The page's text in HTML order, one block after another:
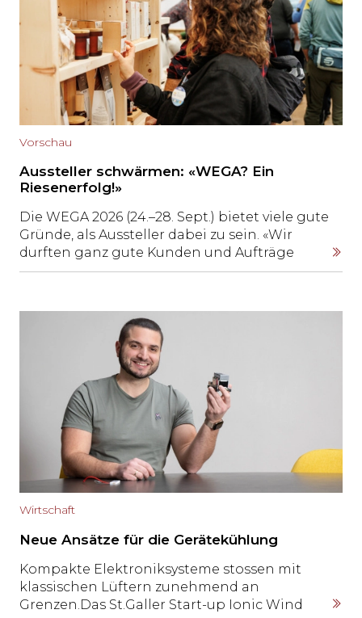
Flexibilität über die Zukunft vieler KMU
entscheiden.
Vorschau
Aussteller schwärmen: «WEGA? Ein
Riesenerfolg!»
Die WEGA 2026 (24.–28. Sept.) bietet viele gute
Gründe, als Aussteller dabei zu sein. «Wir
durften ganz gute Kunden und Aufträge
akquirieren.» So oder ähnlich tönt es von
Begegnungen und guten Geschäften
während der WEGA 2025.
Wirtschaft
Neue Ansätze für die Gerätekühlung
Kompakte Elektroniksysteme stossen mit
klassischen Lüftern zunehmend an
Grenzen.Das St.Galler Start-up Ionic Wind